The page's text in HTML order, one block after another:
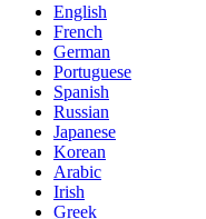
English
French
German
Portuguese
Spanish
Russian
Japanese
Korean
Arabic
Irish
Greek